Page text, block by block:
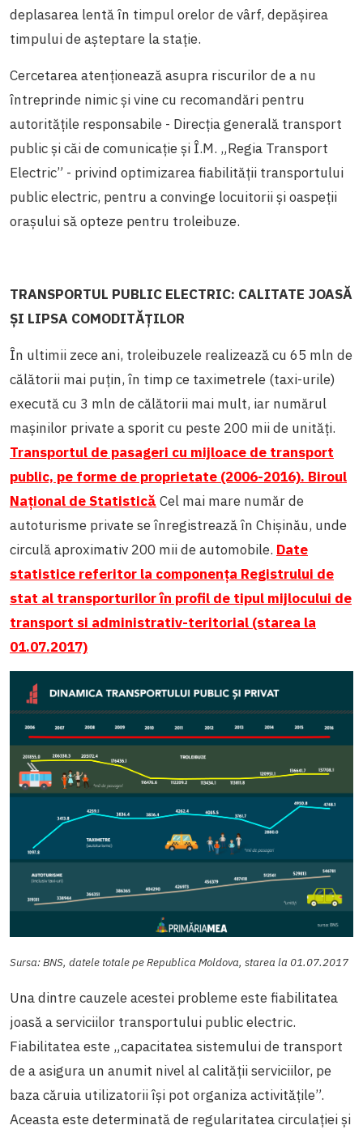
deplasarea lentă în timpul orelor de vârf, depășirea
timpului de așteptare la stație.
Cercetarea atenționează asupra riscurilor de a nu
întreprinde nimic și vine cu recomandări pentru
autoritățile responsabile - Direcția generală transport
public și căi de comunicație și Î.M. „Regia Transport
Electric” - privind optimizarea fiabilității transportului
public electric, pentru a convinge locuitorii și oaspeții
orașului să opteze pentru troleibuze.
TRANSPORTUL PUBLIC ELECTRIC: CALITATE JOASĂ
ȘI LIPSA COMODITĂȚILOR
În ultimii zece ani, troleibuzele realizează cu 65 mln de
călătorii mai puțin, în timp ce taximetrele (taxi-urile)
execută cu 3 mln de călătorii mai mult, iar numărul
mașinilor private a sporit cu peste 200 mii de unități.
Transportul de pasageri cu mijloace de transport
public, pe forme de proprietate (2006-2016). Biroul
Național de Statistică Cel mai mare număr de
autoturisme private se înregistrează în Chișinău, unde
circulă aproximativ 200 mii de automobile. Date
statistice referitor la componența Registrului de
stat al transporturilor în profil de tipul mijlocului de
transport si administrativ-teritorial (starea la
01.07.2017)
Sursa: BNS, datele totale pe Republica Moldova, starea la 01.07.2017
Una dintre cauzele acestei probleme este fiabilitatea
joasă a serviciilor transportului public electric.
Fiabilitatea este „capacitatea sistemului de transport
de a asigura un anumit nivel al calității serviciilor, pe
baza căruia utilizatorii își pot organiza activitățile”.
Aceasta este determinată de regularitatea circulației și